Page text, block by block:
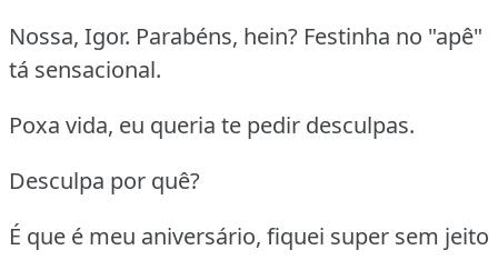
Nossa, Igor. Parabéns, hein? Festinha no "apê"
tá sensacional.
Poxa vida, eu queria te pedir desculpas.
Desculpa por quê?
É que é meu aniversário, fiquei super sem jeito